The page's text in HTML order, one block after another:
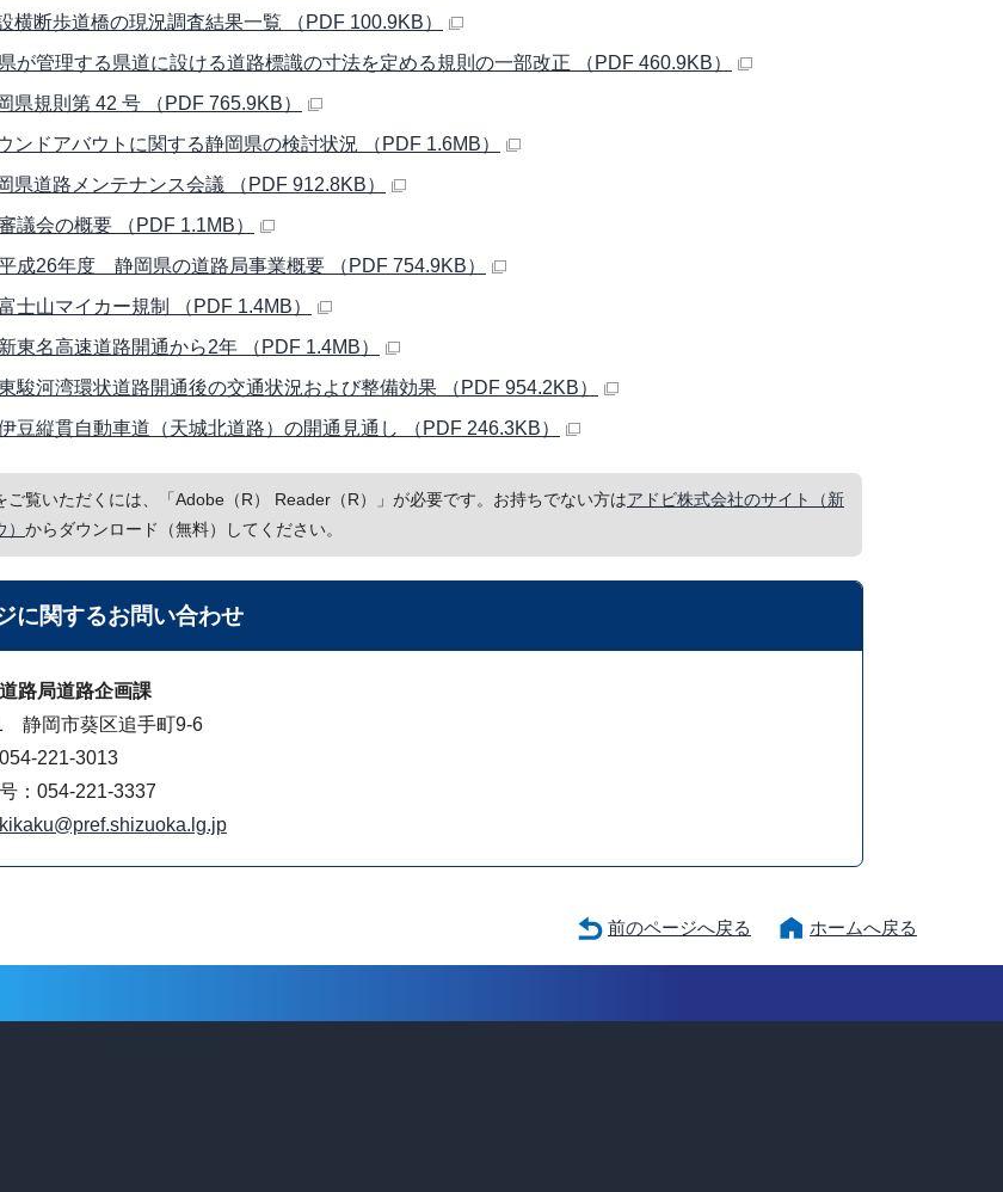
横断歩道橋の現況調査結果一覧 （PDF 100.9KB）
が管理する県道に設ける道路標識の寸法を定める規則の一部改正 （PDF 460.9KB）
県規則第 42 号 （PDF 765.9KB）
ンドアバウトに関する静岡県の検討状況 （PDF 1.6MB）
県道路メンテナンス会議 （PDF 912.8KB）
議会の概要 （PDF 1.1MB）
平成26年度 静岡県の道路局事業概要 （PDF 754.9KB）
士山マイカー規制 （PDF 1.4MB）
東名高速道路開通から2年 （PDF 1.4MB）
駿河湾環状道路開通後の交通状況および整備効果 （PDF 954.2KB）
豆縦貫自動車道（天城北道路）の開通見通し （PDF 246.3KB）
ご覧いただくには、「Adobe（R） Reader（R）」が必要です。お持ちでない方はアドビ株式会社のサイト（新
からダウンロード（無料）してください。
に関するお問い合わせ
路局道路企画課
静岡市葵区追手町9-6
221-3013
：054-221-3337
前のページへ戻る ホームへ戻る